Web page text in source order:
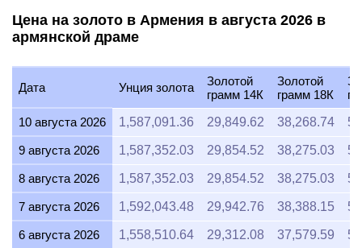
Цена на золото в Армения в августа 2026 в
армянской драме
Дата Унция золота
Золотой
грамм 14К
Золотой
грамм 18К
10 августа 2026
1,587,091.36 29,849.62 38,268.74
9 августа 2026 1,587,352.03 29,854.52 38,275.03
8 августа 2026 1,587,352.03 29,854.52 38,275.03
7 августа 2026 1,592,043.48 29,942.76 38,388.15
6 августа 2026 1,558,510.64 29,312.08 37,579.59